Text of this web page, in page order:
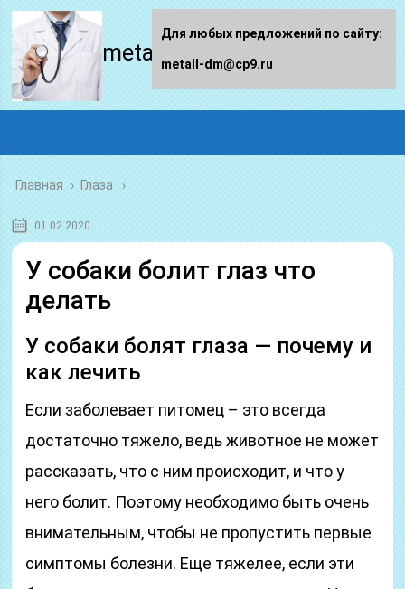
metall-dm.ru
Главная › Глаза
01.02.2020
У собаки болит глаз что
делать
У собаки болят глаза — почему и
как лечить
Если заболевает питомец – это всегда
достаточно тяжело, ведь животное не может
рассказать, что с ним происходит, и что у
него болит. Поэтому необходимо быть очень
внимательным, чтобы не пропустить первые
симптомы болезни. Еще тяжелее, если эти
Для любых предложений по сайту:
metall-dm@cp9.ru